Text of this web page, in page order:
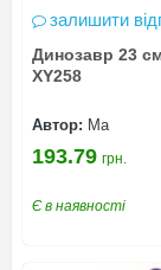
залишити
Динозавр 23
XY258
Автор: Ма
193.79 грн.
Є в наявності